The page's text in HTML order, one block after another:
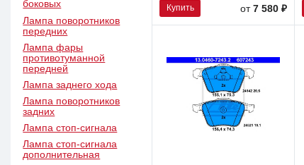
боковых
Лампа поворотников
передних
Лампа фары
противотуманной
передней
Лампа заднего хода
Лампа поворотников
задних
Лампа стоп-сигнала
Лампа стоп-сигнала
дополнительная
Купить от7 580 ₽